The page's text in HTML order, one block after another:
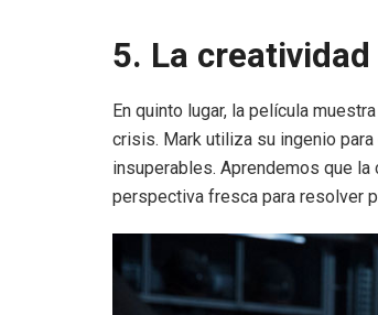
5. La
En quinto lugar, la película
crisis. Mark utiliza su ingenio
insuperables. Aprendemos que
perspectiva fresca para resolver